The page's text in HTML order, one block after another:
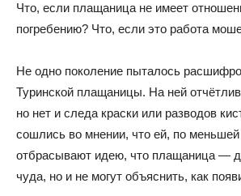
Что, если плащаница не имеет
погребению? Что, если это работа
Не одно поколение пыталось
Туринской плащаницы. На ней
но нет и следа краски или разводов
сошлись во мнении, что ей, по
отбрасывают идею, что плащаница —
чуда, но и не могут объяснить, как